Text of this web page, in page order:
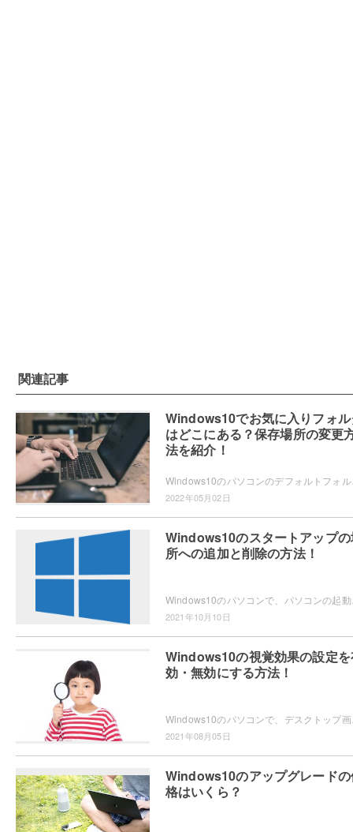
関連記事
Windows10でお気に入りフォ
はどこにある？保存場所の変更
法を紹介！
Windows10のパソコンのデフォル
2022年05月02日
Windows10のスタートアップ
所への追加と削除の方法！
2021年10月10日
Windows10の視覚効果の設定
効・無効にする方法！
Windows10のパソコンで、デスク
2021年08月05日
Windows10のアップグレード
格はいくら？